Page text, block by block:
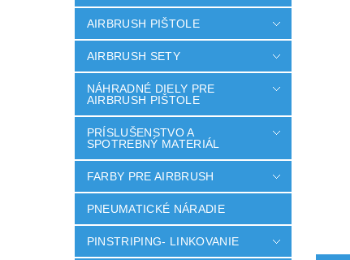
AIRBRUSH PIŠTOLE
AIRBRUSH SETY
NÁHRADNÉ DIELY PRE
AIRBRUSH PIŠTOLE
PRÍSLUŠENSTVO A
SPOTREBNÝ MATERIÁL
FARBY PRE AIRBRUSH
PNEUMATICKÉ NÁRADIE
PINSTRIPING- LINKOVANIE